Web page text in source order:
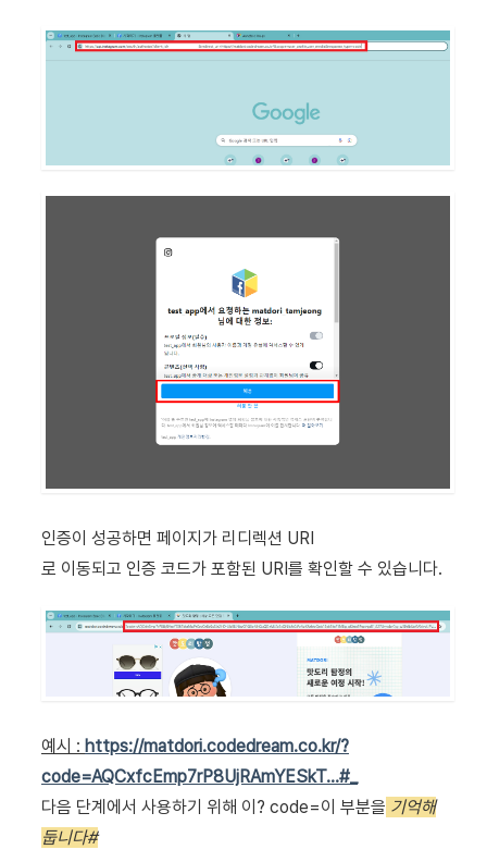
인증이 성공하면 페이지가 리디렉션 URI
로 이동되고 인증 코드가 포함된 URI를 확인할 수 있습니다.
예시 : https://matdori.codedream.co.kr/?
code=AQCxfcEmp7rP8UjRAmYESkT...#_
다음 단계에서 사용하기 위해 이? code=이 부분을 기억해
둡니다#